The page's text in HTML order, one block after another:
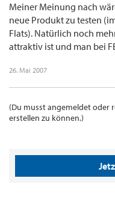
Meiner Meinung nach
neue Produkt zu testen
Flats). Natürlich noch
attraktiv ist und man bei
26. Mai 2007
(Du musst angemeldet oder
erstellen zu können.)